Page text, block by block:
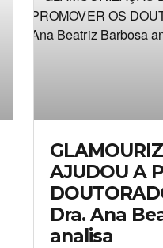
AJUDOU A
Dra. Ana
analisa